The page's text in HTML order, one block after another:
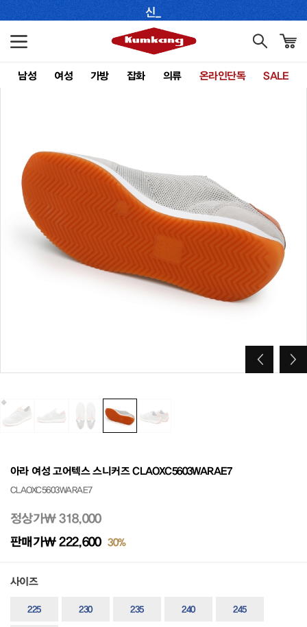
남성 여성 가방 잡화 의류 온라인단독 SALE
아라 여성 고어텍스 스니커즈 CLAOXC5603WARAE7
CLAOXC5603WARAE7
정상가₩ 318,000
판매가₩ 222,600 30%
사이즈
225 230 235 240 245